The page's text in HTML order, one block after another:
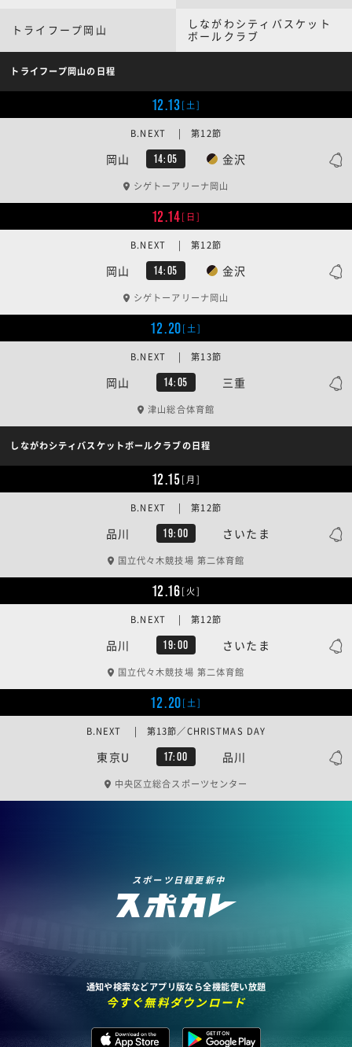
トライフープ岡山
しながわシティバスケット
ボールクラブ
トライフープ岡山の日程
12.13[土]
岡山 14:05 金沢
B.NEXT | 第12節
シゲトーアリーナ岡山
12.14[日]
岡山 14:05 金沢
B.NEXT | 第12節
シゲトーアリーナ岡山
12.20[土]
岡山 14:05 三重
B.NEXT | 第13節
津山総合体育館
しながわシティバスケットボールクラブの日程
12.15[月]
品川 19:00 さいたま
B.NEXT | 第12節
国立代々木競技場 第二体育館
12.16[火]
品川 19:00 さいたま
B.NEXT | 第12節
国立代々木競技場 第二体育館
12.20[土]
東京U 17:00 品川
B.NEXT | 第13節／CHRISTMAS DAY
中央区立総合スポーツセンター
スポーツ日程更新中
通知や検索などアプリ版なら全機能使い放題
今すぐ無料ダウンロード